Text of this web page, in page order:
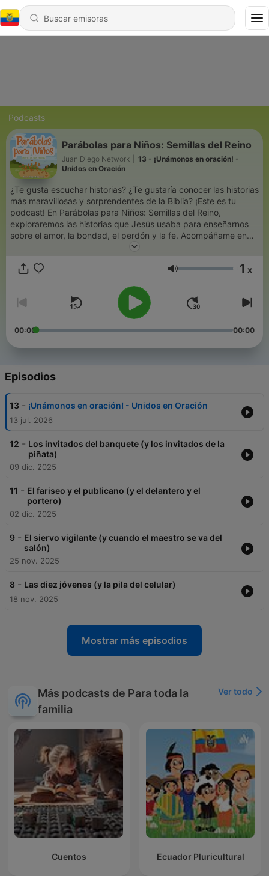
Podcasts
Parábolas para Niños: Semillas del Reino
Juan Diego Network
13 - ¡Unámonos en oración! -
Unidos en Oración
¿Te gusta escuchar historias? ¿Te gustaría conocer las historias
más maravillosas y sorprendentes de la Biblia? ¡Este es tu
podcast! En Parábolas para Niños: Semillas del Reino,
exploraremos las historias que Jesús usaba para enseñarnos
sobre el amor, la bondad, el perdón y la fe. Acompáñame en
cada episodio para sumergirnos en una parábola, entender su
podemos aplicar esas grandes enseñanzas en nuestras vidas.
Volumen 1 x
00:00 00:00
Episodios
13 - ¡Unámonos en oración! - Unidos en Oración
13 jul. 2026
12 - Los invitados del banquete (y los invitados de la
piñata)
09 dic. 2025
11 - El fariseo y el publicano (y el delantero y el
portero)
02 dic. 2025
9 - El siervo vigilante (y cuando el maestro se va del
salón)
25 nov. 2025
8 - Las diez jóvenes (y la pila del celular)
18 nov. 2025
Mostrar más episodios
Más podcasts de Para toda la
familia
Ver todo
Cuentos Ecuador Pluricultural